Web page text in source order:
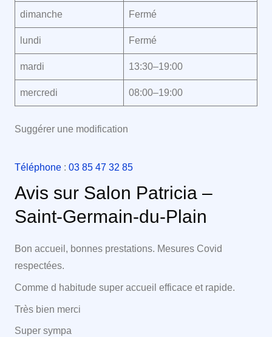
dimanche Fermé
lundi Fermé
mardi 13:30–19:00
mercredi 08:00–19:00
Suggérer une modification
Téléphone: 03 85 47 32 85
Avis sur Salon Patricia –
Saint-Germain-du-Plain
Bon accueil, bonnes prestations. Mesures Covid
respectées.
Comme d habitude super accueil efficace et rapide.
Très bien merci
Super sympa